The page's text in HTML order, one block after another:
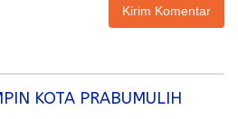
KOTA PRABUMULIH